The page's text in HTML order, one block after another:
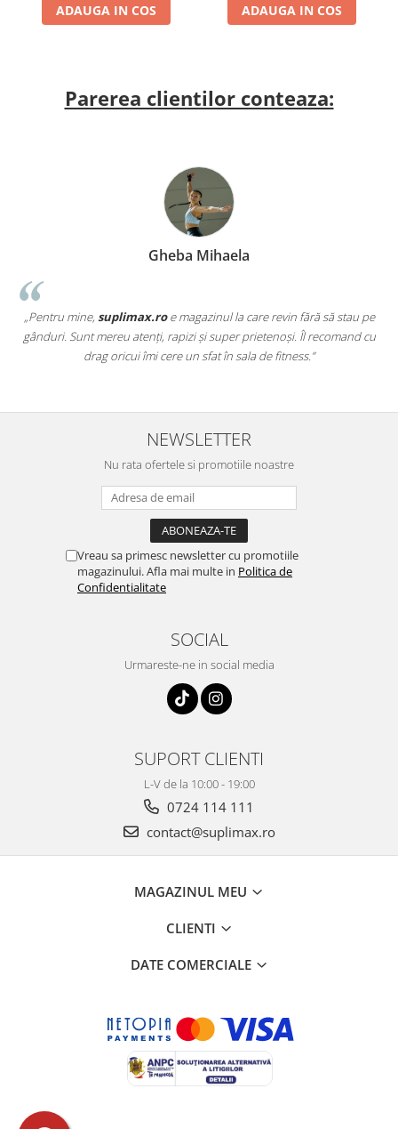
ADAUGA IN COS ADAUGA IN COS
Parerea clientilor conteaza:
Gheba Mihaela
„Pentru mine,suplimax.roe magazinul la care revin fără să stau pe
gânduri. Sunt mereu atenți, rapizi și super prietenoși. Îl recomand cu
drag oricui îmi cere un sfat în sala de fitness.”
NEWSLETTER
Nu rata ofertele si promotiile noastre
Vreau sa primesc newsletter cu promotiile
magazinului. Afla mai multe in Politica de
Confidentialitate
SOCIAL
Urmareste-ne in social media
SUPORT CLIENTI
L-V de la 10:00 - 19:00
0724 114 111
contact@suplimax.ro
MAGAZINUL MEU
CLIENTI
DATE COMERCIALE
Creat cu ❤ și cu 🧠 de Dan Trifan iar